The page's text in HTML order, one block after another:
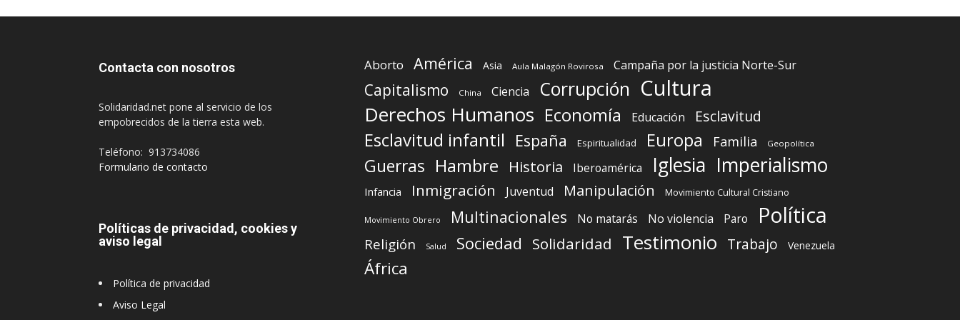
Contacta con nosotros
Solidaridad.net pone al servicio de los
empobrecidos de la tierra esta web.
Teléfono: 913734086
Formulario de contacto
Políticas de privacidad, cookies y
aviso legal
Política de privacidad
Aviso Legal
Aborto América Asia Aula Malagón Rovirosa Campaña por la justicia Norte-Sur
Capitalismo China Ciencia Corrupción Cultura
Derechos Humanos Economía Educación Esclavitud
Esclavitud infantil España Espiritualidad Europa Familia Geopolítica
Guerras Hambre Historia Iberoamérica Iglesia Imperialismo
Infancia Inmigración Juventud Manipulación Movimiento Cultural Cristiano
Movimiento Obrero Multinacionales No matarás No violencia Paro Política
Religión Salud Sociedad Solidaridad Testimonio Trabajo Venezuela
África